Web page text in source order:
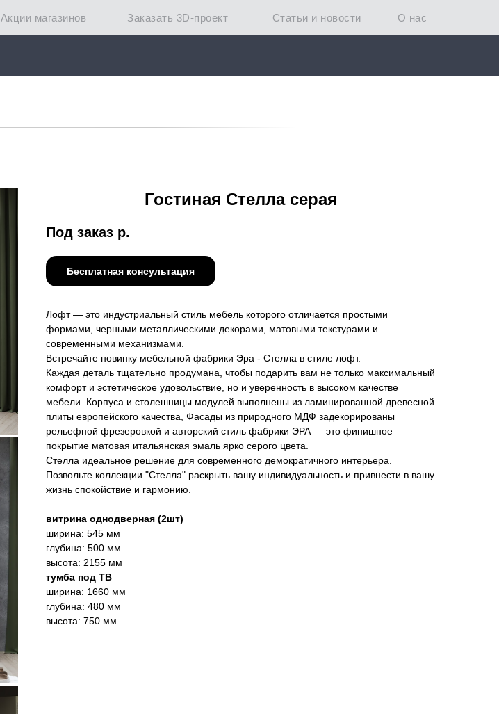
Акции магазинов Заказать 3D-проект Статьи и новости О нас
Гостиная Стелла серая
Под заказ р.
Бесплатная консультация
Лофт — это индустриальный стиль мебель которого отличается простыми
формами, черными металлическими декорами, матовыми текстурами и
современными механизмами.
Встречайте новинку мебельной фабрики Эра - Стелла в стиле лофт.
Каждая деталь тщательно продумана, чтобы подарить вам не только максимальный
комфорт и эстетическое удовольствие, но и уверенность в высоком качестве
мебели. Корпуса и столешницы модулей выполнены из ламинированной древесной
плиты европейского качества, Фасады из природного МДФ задекорированы
рельефной фрезеровкой и авторский стиль фабрики ЭРА — это финишное
покрытие матовая итальянская эмаль ярко серого цвета.
Стелла идеальное решение для современного демократичного интерьера.
Позвольте коллекции "Стелла" раскрыть вашу индивидуальность и привнести в вашу
жизнь спокойствие и гармонию.
витрина однодверная (2шт)
ширина: 545 мм
глубина: 500 мм
высота: 2155 мм
тумба под ТВ
ширина: 1660 мм
глубина: 480 мм
высота: 750 мм